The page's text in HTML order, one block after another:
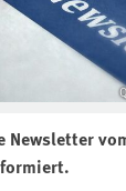
Newsletter